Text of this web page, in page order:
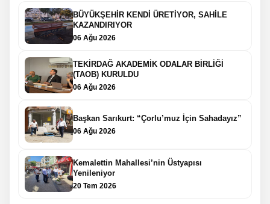
BÜYÜKŞEHİR KENDİ ÜRETİYOR, SAHİLE
KAZANDIRIYOR
06 Ağu 2026
TEKİRDAĞ AKADEMİK ODALAR BİRLİĞİ
(TAOB) KURULDU
06 Ağu 2026
Başkan Sarıkurt: “Çorlu’muz İçin Sahadayız”
06 Ağu 2026
Kemalettin Mahallesi’nin Üstyapısı
Yenileniyor
20 Tem 2026